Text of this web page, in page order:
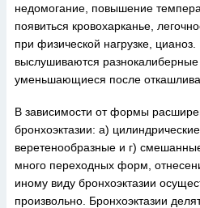
недомогание, повышение
появиться кровохарканье,
при физической нагрузке,
выслушиваются
уменьшающиеся после
В зависимости от формы
бронхоэктазии: а)
веретенообразные и г)
много переходных форм,
иному виду бронхоэктазии
произвольно. Бронхоэктазии